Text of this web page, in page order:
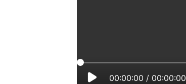
00:00:00 / 00:00:00